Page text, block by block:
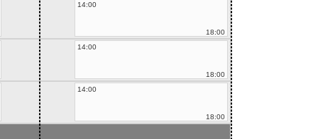
14:00
18:00
14:00
18:00
14:00
18:00